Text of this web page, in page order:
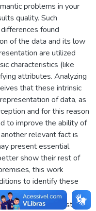
problems in your
quality. Such
found
of the data and its low
are utilized
characteristics (like
attributes. Analyzing
that these intrinsic
of data, as
and for this reason
to improve the ability of
relevant fact is
present essential
show their rest of
this work
to identify these
combination
decrease the existing